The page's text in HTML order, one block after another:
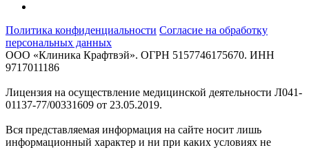
Политика конфиденциальности Согласие на обработку
персональных данных
ООО «Клиника Крафтвэй». ОГРН 5157746175670. ИНН
9717011186
Лицензия на осуществление медицинской деятельности Л041-
01137-77/00331609 от 23.05.2019.
Вся представляемая информация на сайте носит лишь
информационный характер и ни при каких условиях не